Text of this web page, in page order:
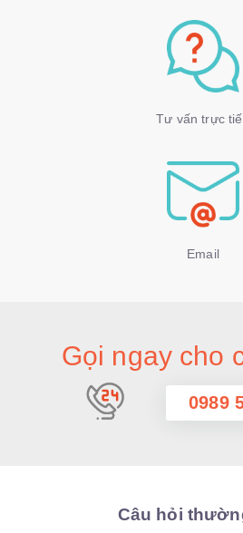
Tư vấn trực
Email
Gọi ngay cho
0989
Câu hỏi